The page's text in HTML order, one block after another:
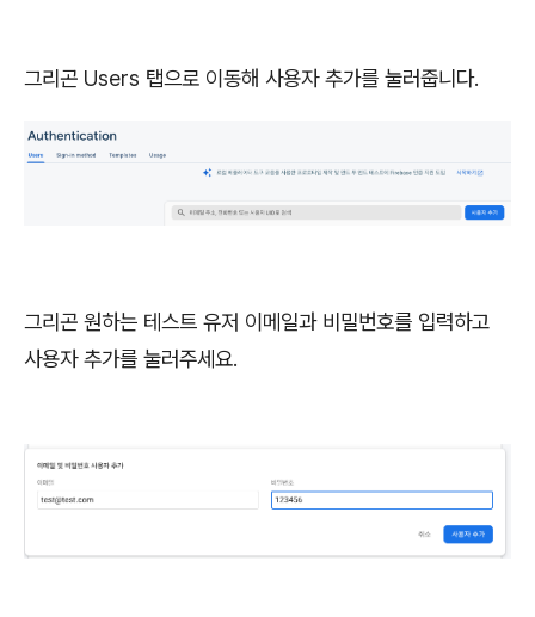
그리곤 Users 탭으로 이동해 사용자 추가를 눌러줍니다.
그리곤 원하는 테스트 유저 이메일과 비밀번호를 입력하고
사용자 추가를 눌러주세요.